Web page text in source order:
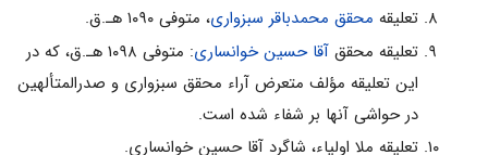
تعلیقه محقق محمدباقر سبزوارى، متوفى ۱۰۹۰ هـ.ق.
تعلیقه محقق آقا حسین خوانسارى
‌: متوفى ۱۰۹۸ هـ.ق، که در
این تعلیقه مؤلف متعرض آراء محقق سبزوارى و صدرالمتألهین
در حواشى آنها بر شفاء شده است.
تعلیقه ملا اولیاء، شاگرد آقا حسین خوانسارى.